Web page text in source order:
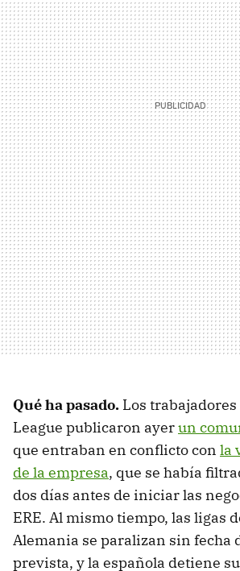
Qué ha pasado. Los
League publicaron ayerun
que entraban en conflicto con la
de la empresa, que se había
dos días antes de iniciar las
ERE. Al mismo tiempo, las ligas
Alemania se paralizan sin fecha
prevista, y la española detiene